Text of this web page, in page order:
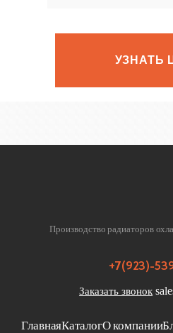
УЗНАТЬ
Производство радиаторов
ГлавнаяКаталогО компании
+7(923)-
Заказать звонок